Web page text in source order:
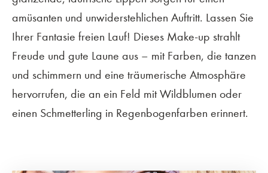
amüsanten und unwiderstehlichen Auftritt. Lassen Sie
Ihrer Fantasie freien Lauf! Dieses Make-up strahlt
Freude und gute Laune aus – mit Farben, die tanzen
und schimmern und eine träumerische Atmosphäre
hervorrufen, die an ein Feld mit Wildblumen oder
einen Schmetterling in Regenbogenfarben erinnert.